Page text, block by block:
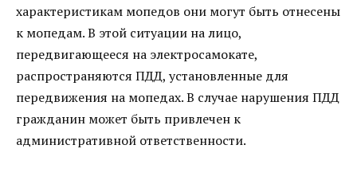
характеристикам мопедов они могут быть отнесены
к мопедам. В этой ситуации на лицо,
передвигающееся на электросамокате,
распространяются ПДД, установленные для
передвижения на мопедах. В случае нарушения ПДД
гражданин может быть привлечен к
административной ответственности.